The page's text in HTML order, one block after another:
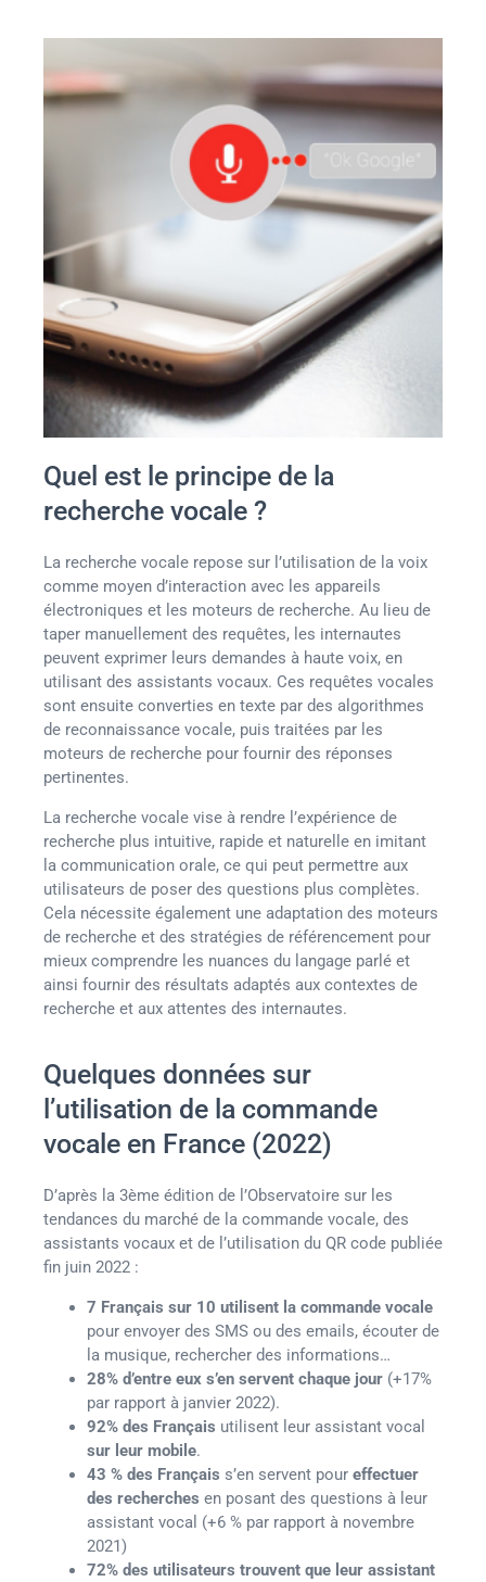
Quel est le principe de la
recherche vocale ?
La recherche vocale repose sur l’utilisation de la voix
comme moyen d’interaction avec les appareils
électroniques et les moteurs de recherche. Au lieu de
taper manuellement des requêtes, les internautes
peuvent exprimer leurs demandes à haute voix, en
utilisant des assistants vocaux. Ces requêtes vocales
sont ensuite converties en texte par des algorithmes
de reconnaissance vocale, puis traitées par les
moteurs de recherche pour fournir des réponses
pertinentes.
La recherche vocale vise à rendre l’expérience de
recherche plus intuitive, rapide et naturelle en imitant
la communication orale, ce qui peut permettre aux
utilisateurs de poser des questions plus complètes.
Cela nécessite également une adaptation des moteurs
de recherche et des stratégies de référencement pour
mieux comprendre les nuances du langage parlé et
ainsi fournir des résultats adaptés aux contextes de
recherche et aux attentes des internautes.
Quelques données sur
l’utilisation de la commande
vocale en France (2022)
D’après la 3ème édition de l’Observatoire sur les
tendances du marché de la commande vocale, des
assistants vocaux et de l’utilisation du QR code publiée
fin juin 2022 :
7 Français sur 10 utilisent la commande vocale
pour envoyer des SMS ou des emails, écouter de
la musique, rechercher des informations…
28% d’entre eux s’en servent chaque jour (+17%
par rapport à janvier 2022).
92% des Français utilisent leur assistant vocal
sur leur mobile.
43 % des Français s’en servent pour effectuer
des recherches en posant des questions à leur
assistant vocal (+6 % par rapport à novembre
2021)
72% des utilisateurs trouvent que leur assistant